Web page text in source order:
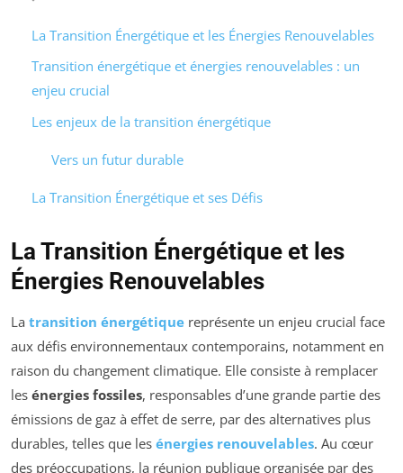
La Transition Énergétique et les Énergies Renouvelables
Transition énergétique et énergies renouvelables : un
enjeu crucial
Les enjeux de la transition énergétique
Vers un futur durable
La Transition Énergétique et ses Défis
La Transition Énergétique et les
Énergies Renouvelables
La transition énergétique représente un enjeu crucial face
aux défis environnementaux contemporains, notamment en
raison du changement climatique. Elle consiste à remplacer
les énergies fossiles, responsables d’une grande partie des
émissions de gaz à effet de serre, par des alternatives plus
durables, telles que les énergies renouvelables. Au cœur
des préoccupations, la réunion publique organisée par des